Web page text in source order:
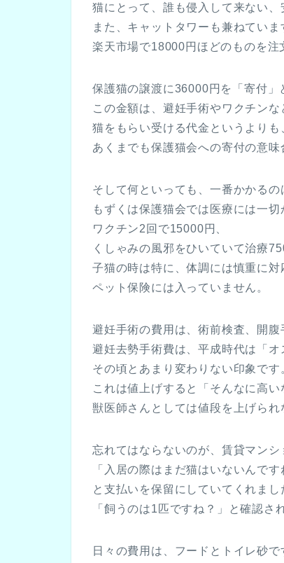
猫にとって、誰も侵入して来ない、
また、キャットタワーも兼ねていま
楽天市場で18000円ほどのものを注
保護猫の譲渡に36000円を「寄付」
この金額は、避妊手術やワクチン
猫をもらい受ける代金というよりも
あくまでも保護猫会への寄付の意味
そして何といっても、一番かかるの
もずくは保護猫会では医療には一切
ワクチン2回で15000円、
くしゃみの風邪をひいていて治療
子猫の時は特に、体調には慎重に対
ペット保険には入っていません。
避妊手術の費用は、術前検査、開
避妊去勢手術費は、平成時代は「
その頃とあまり変わりない印象です
これは値上げすると「そんなに高
獣医師さんとしては値段を上げられ
忘れてはならないのが、賃貸マン
「入居の際はまだ猫はいないんで
と支払いを保留にしていてくれまし
「飼うのは1匹ですね？」と確認さ
日々の費用は、フードとトイレ砂で